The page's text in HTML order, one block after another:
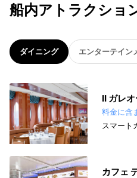
船内アトラクショ
ダイニング エンターテイン
II ガレ
料金に含
スマート
カフェ